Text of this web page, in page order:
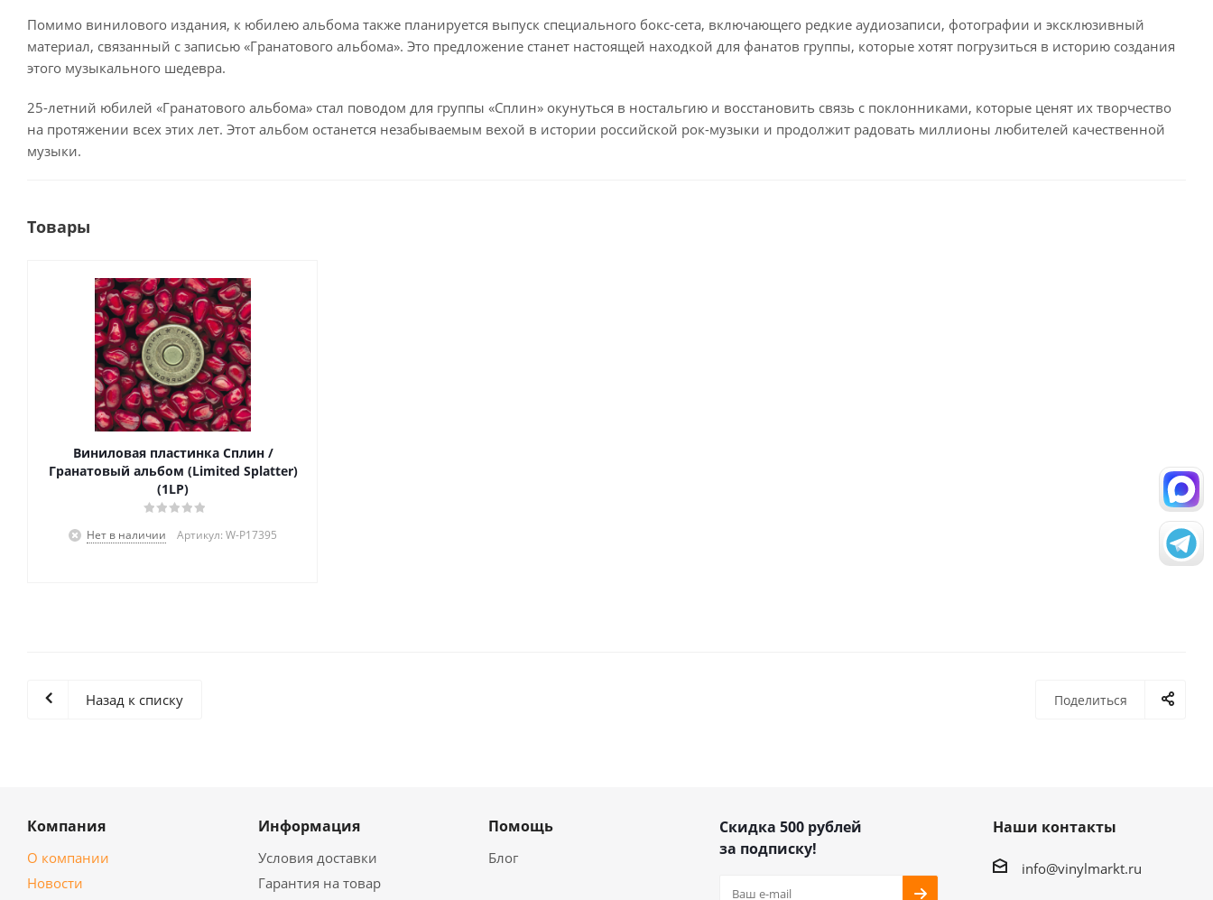
Помимо винилового издания, к юбилею альбома также планируется выпуск специального бокс-сета, включающего редкие аудиозаписи, фотографии и эксклюзивный
материал, связанный с записью «Гранатового альбома». Это предложение станет настоящей находкой для фанатов группы, которые хотят погрузиться в историю создания
этого музыкального шедевра.
25-летний юбилей «Гранатового альбома» стал поводом для группы «Сплин» окунуться в ностальгию и восстановить связь с поклонниками, которые ценят их творчество
на протяжении всех этих лет. Этот альбом останется незабываемым вехой в истории российской рок-музыки и продолжит радовать миллионы любителей качественной
музыки.
Товары
Виниловая пластинка Сплин /
Гранатовый альбом (Limited Splatter)
(1LP)
Нет в наличии Артикул: W-P17395
Поделиться
Назад к списку
Компания
О компании
Новости
Информация
Условия доставки
Гарантия на товар
Помощь
Блог
Скидка 500 рублей
за подписку!
Наши контакты
info@vinylmarkt.ru